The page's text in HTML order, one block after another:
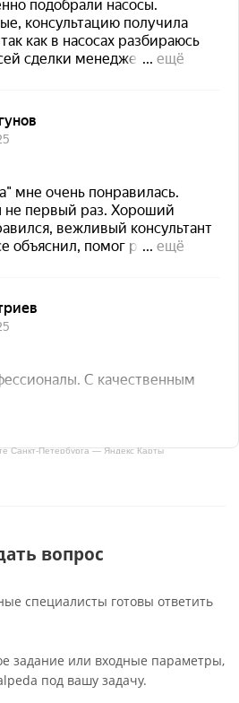
Санкт‑Петербурга — Яндекс Карты
вопрос
специалисты готовы ответить
задание или входные параметры,
под вашу задачу.